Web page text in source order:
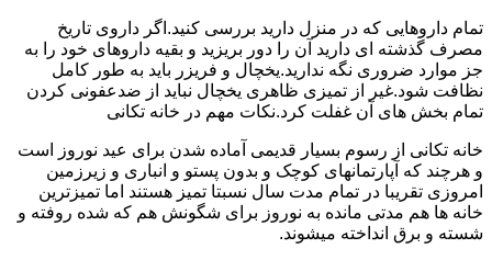
تمام داروهایی که در منزل دارید بررسی کنید.اگر داروی تاریخ
مصرف گذشته ای دارید آن را دور بریزید و بقیه داروهای خود را به
جز موارد ضروری نگه ندارید.یخچال و فریزر باید به طور کامل
نظافت شود.غیر از تمیزی ظاهری یخچال نباید از ضدعفونی کردن
تمام بخش های آن غفلت کرد.نکات مهم در خانه تکانی
خانه تکانی از رسوم بسیار قدیمی آماده شدن برای عید نوروز است
و هرچند که آپارتمانهای کوچک و بدون پستو و انباری و زیرزمین
امروزی تقریبا در تمام مدت سال نسبتا تمیز هستند اما تمیزترین
خانه ها هم مدتی مانده به نوروز برای شگونش هم که شده روفته و
شسته و برق انداخته میشوند.